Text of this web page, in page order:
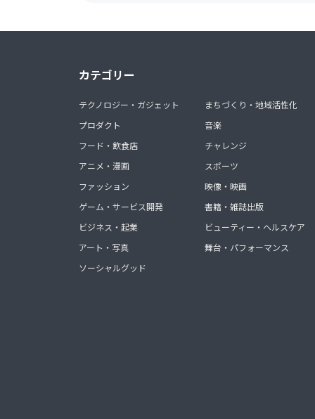
カテゴリー
テクノロジー・ガジェット
プロダクト
フード・飲食店
アニメ・漫画
ファッション
ゲーム・サービス開発
ビジネス・起業
アート・写真
ソーシャルグッド
まちづくり・地域活性化
音楽
チャレンジ
スポーツ
映像・映画
書籍・雑誌出版
ビューティー・ヘルスケア
舞台・パフォーマンス